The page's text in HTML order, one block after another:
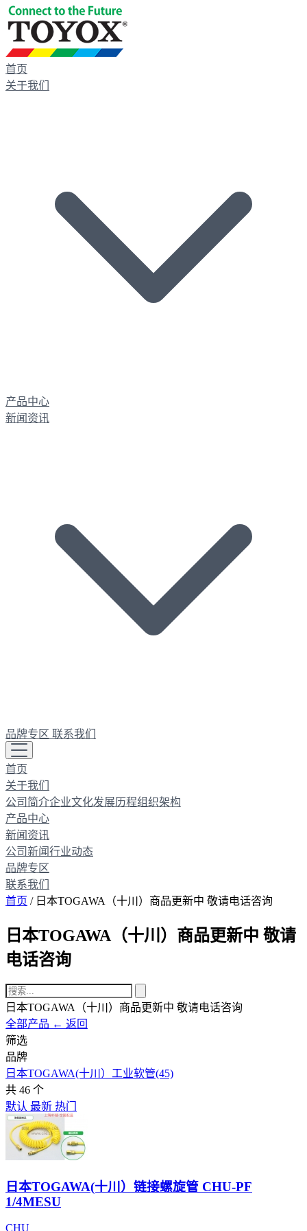
首页
关于我们
产品中心
新闻资讯
品牌专区 联系我们
首页
关于我们
公司简介企业文化发展历程组织架构
产品中心
新闻资讯
公司新闻行业动态
品牌专区
联系我们
首页 / 日本TOGAWA（十川）商品更新中 敬请电话咨询
日本TOGAWA（十川）商品更新中 敬请
电话咨询
日本TOGAWA（十川）商品更新中 敬请电话咨询
全部产品 ← 返回
筛选
品牌
日本TOGAWA(十川）工业软管(45)
共 46 个
默认 最新 热门
日本TOGAWA(十川）链接螺旋管 CHU-PF
1/4MESU
CHU